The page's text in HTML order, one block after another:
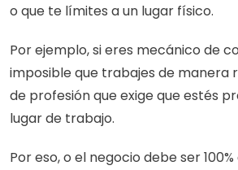
o que te límites a un lugar físico.
Por ejemplo, si eres mecánico de
imposible que trabajes de manera
de profesión que exige que estés
lugar de trabajo.
Por eso, o el negocio debe ser